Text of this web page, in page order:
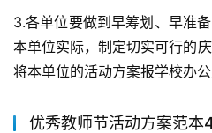
3.各单位要做到早筹划、早准
本单位实际，制定切实可行的
将本单位的活动方案报学校办公
优秀教师节活动方案范本